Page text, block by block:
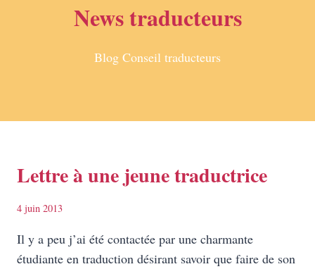
News traducteurs
Blog Conseil traducteurs
Lettre à une jeune traductrice
4 juin 2013
Il y a peu j’ai été contactée par une charmante
étudiante en traduction désirant savoir que faire de son